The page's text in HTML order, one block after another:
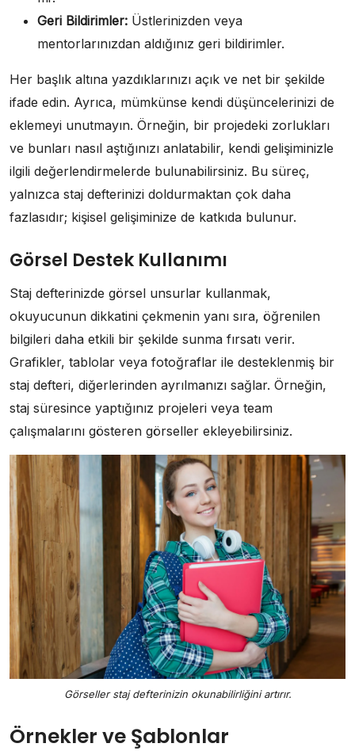
Geri Bildirimler: Üstlerinizden veya
mentorlarınızdan aldığınız geri bildirimler.
Her başlık altına yazdıklarınızı açık ve net bir şekilde
ifade edin. Ayrıca, mümkünse kendi düşüncelerinizi de
eklemeyi unutmayın. Örneğin, bir projedeki zorlukları
ve bunları nasıl aştığınızı anlatabilir, kendi gelişiminizle
ilgili değerlendirmelerde bulunabilirsiniz. Bu süreç,
yalnızca staj defterinizi doldurmaktan çok daha
fazlasıdır; kişisel gelişiminize de katkıda bulunur.
Görsel Destek Kullanımı
Staj defterinizde görsel unsurlar kullanmak,
okuyucunun dikkatini çekmenin yanı sıra, öğrenilen
bilgileri daha etkili bir şekilde sunma fırsatı verir.
Grafikler, tablolar veya fotoğraflar ile desteklenmiş bir
staj defteri, diğerlerinden ayrılmanızı sağlar. Örneğin,
staj süresince yaptığınız projeleri veya team
çalışmalarını gösteren görseller ekleyebilirsiniz.
Görseller staj defterinizin okunabilirliğini artırır.
Örnekler ve Şablonlar